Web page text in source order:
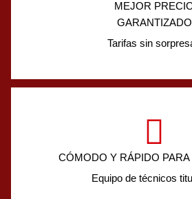
MEJOR
GARANTIZADO
Tarifas sin
CÓMODO Y RÁPIDO PARA
Equipo de técnicos